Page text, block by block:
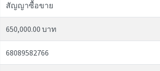
สัญญาซื้อขาย
650,000.00 บาท
68089582766